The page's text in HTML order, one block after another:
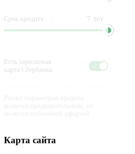
Срок кредита
Есть зарплатная
карта Сбербанка
Карта сайта